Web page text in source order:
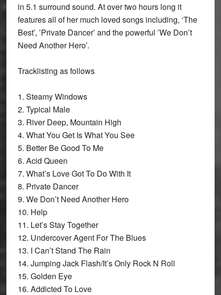
in 5.1 surround sound. At over two hours long it
features all of her much loved songs including, ‘The
Best’, ’Private Dancer’ and the powerful ’We Don’t
Need Another Hero’.
Tracklisting as follows
1. Steamy Windows
2. Typical Male
3. River Deep, Mountain High
4. What You Get Is What You See
5. Better Be Good To Me
6. Acid Queen
7. What’s Love Got To Do With It
8. Private Dancer
9. We Don’t Need Another Hero
10. Help
11. Let’s Stay Together
12. Undercover Agent For The Blues
13. I Can’t Stand The Rain
14. Jumping Jack Flash/It’s Only Rock N Roll
15. Golden Eye
16. Addicted To Love